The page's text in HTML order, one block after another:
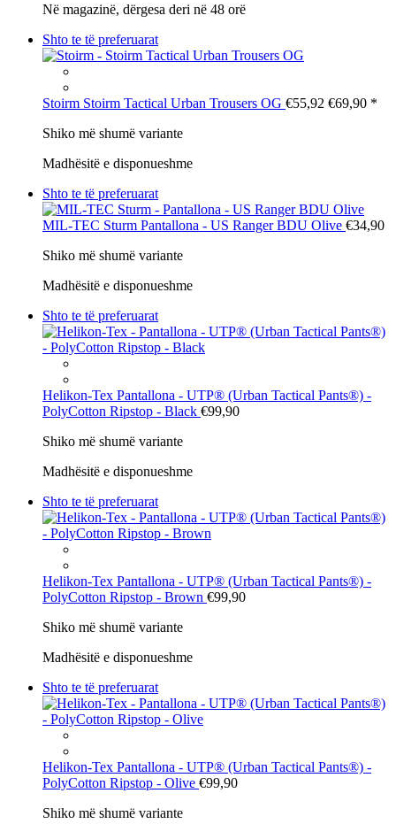
Në magazinë, dërgesa deri në 48 orë
Shto te të preferuarat
Stoirm Stoirm Tactical Urban Trousers OG €55,92 €69,90 *
Shiko më shumë variante
Madhësitë e disponueshme
Shto te të preferuarat
MIL-TEC Sturm Pantallona - US Ranger BDU Olive €34,90
Shiko më shumë variante
Madhësitë e disponueshme
Shto te të preferuarat
Helikon-Tex Pantallona - UTP® (Urban Tactical Pants®) -
PolyCotton Ripstop - Black €99,90
Shiko më shumë variante
Madhësitë e disponueshme
Shto te të preferuarat
Helikon-Tex Pantallona - UTP® (Urban Tactical Pants®) -
PolyCotton Ripstop - Brown €99,90
Shiko më shumë variante
Madhësitë e disponueshme
Shto te të preferuarat
Helikon-Tex Pantallona - UTP® (Urban Tactical Pants®) -
PolyCotton Ripstop - Olive €99,90
Shiko më shumë variante